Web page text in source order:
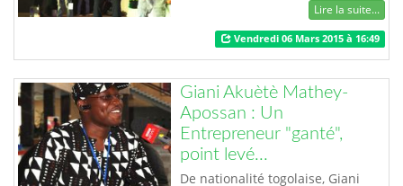
Lire la suite...
Vendredi 06 Mars 2015 à 16:49
Giani Akuètè Mathey-
Apossan : Un
Entrepreneur "ganté",
point levé...
De nationalité togolaise, Giani